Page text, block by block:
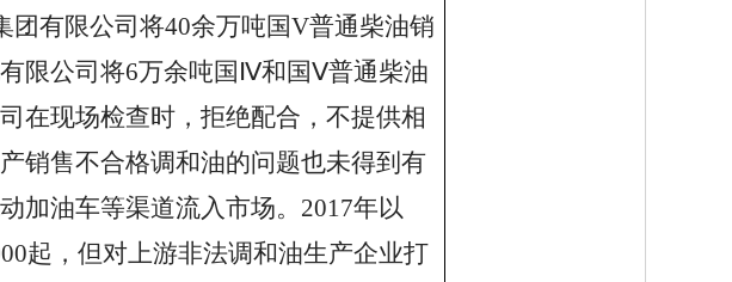
团有限公司将40余万吨国V普通柴油销
限公司将6万余吨国Ⅳ和国Ⅴ普通柴油
在现场检查时，拒绝配合，不提供相
销售不合格调和油的问题也未得到有
加油车等渠道流入市场。2017年以
起，但对上游非法调和油生产企业打